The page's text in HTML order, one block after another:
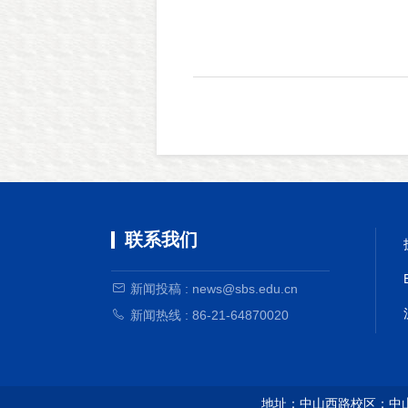
联系我们
新闻投稿 : news@sbs.edu.cn
新闻热线 : 86-21-64870020
地址：中山西路校区：